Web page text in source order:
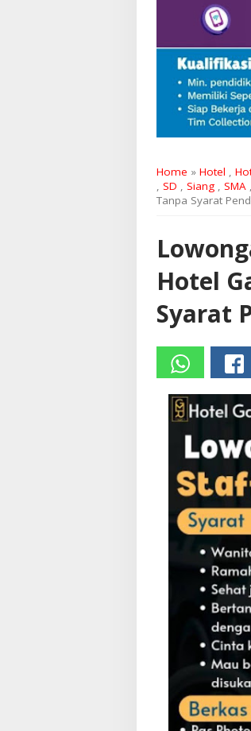
Home » Hotel ,
, SD , Siang , SMA ,
Tanpa Syarat
Hotel
Syarat